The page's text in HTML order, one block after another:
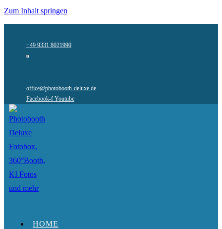
Zum Inhalt springen
+49 9331 8021990
office@photobooth-deluxe.de
Facebook-f Youtube
HOME